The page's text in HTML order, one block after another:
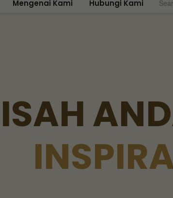
Mengenai Kami Hubungi Kami
INSPIR
ISAHAND